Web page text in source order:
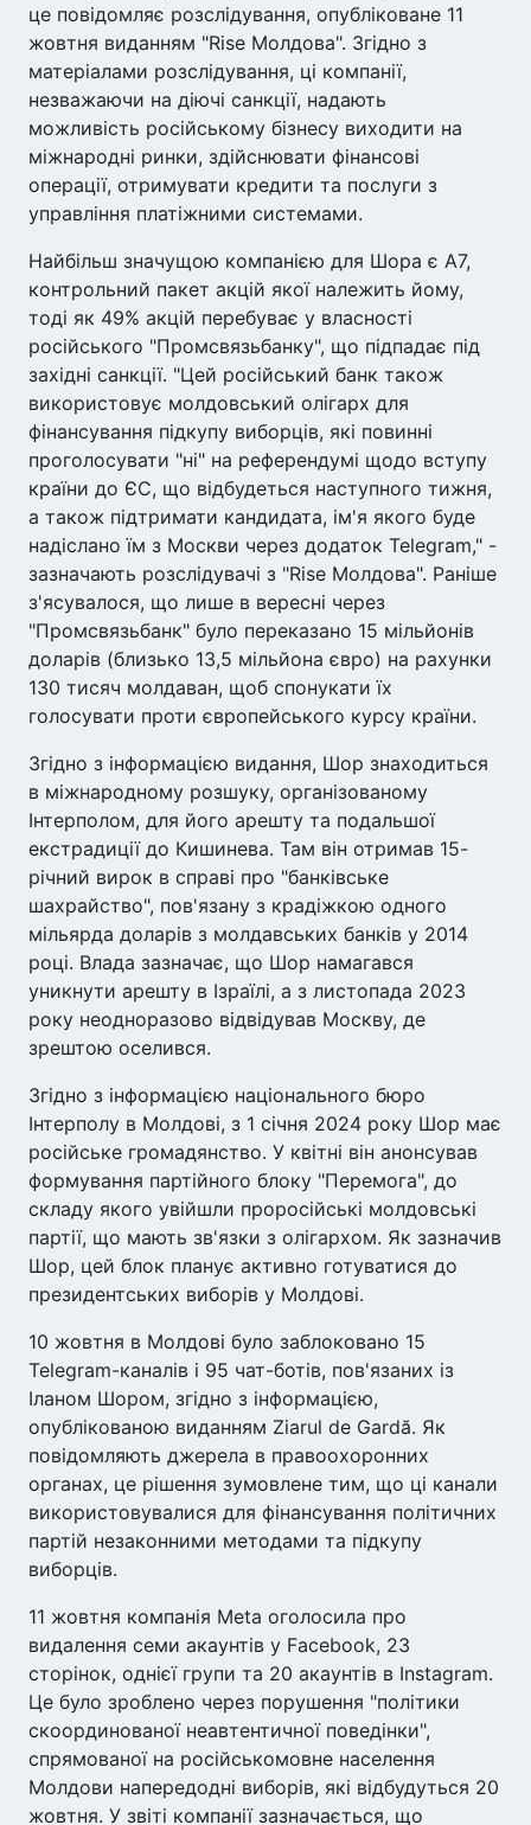
це повідомляє розслідування, опубліковане 11
жовтня виданням "Rise Молдова". Згідно з
матеріалами розслідування, ці компанії,
незважаючи на діючі санкції, надають
можливість російському бізнесу виходити на
міжнародні ринки, здійснювати фінансові
операції, отримувати кредити та послуги з
управління платіжними системами.
Найбільш значущою компанією для Шора є A7,
контрольний пакет акцій якої належить йому,
тоді як 49% акцій перебуває у власності
російського "Промсвязьбанку", що підпадає під
західні санкції. "Цей російський банк також
використовує молдовський олігарх для
фінансування підкупу виборців, які повинні
проголосувати "ні" на референдумі щодо вступу
країни до ЄС, що відбудеться наступного тижня,
а також підтримати кандидата, ім'я якого буде
надіслано їм з Москви через додаток Telegram," -
зазначають розслідувачі з "Rise Молдова". Раніше
з'ясувалося, що лише в вересні через
"Промсвязьбанк" було переказано 15 мільйонів
доларів (близько 13,5 мільйона євро) на рахунки
130 тисяч молдаван, щоб спонукати їх
голосувати проти європейського курсу країни.
Згідно з інформацією видання, Шор знаходиться
в міжнародному розшуку, організованому
Інтерполом, для його арешту та подальшої
екстрадиції до Кишинева. Там він отримав 15-
річний вирок в справі про "банківське
шахрайство", пов'язану з крадіжкою одного
мільярда доларів з молдавських банків у 2014
році. Влада зазначає, що Шор намагався
уникнути арешту в Ізраїлі, а з листопада 2023
року неодноразово відвідував Москву, де
зрештою оселився.
Згідно з інформацією національного бюро
Інтерполу в Молдові, з 1 січня 2024 року Шор має
російське громадянство. У квітні він анонсував
формування партійного блоку "Перемога", до
складу якого увійшли проросійські молдовські
партії, що мають зв'язки з олігархом. Як зазначив
Шор, цей блок планує активно готуватися до
президентських виборів у Молдові.
10 жовтня в Молдові було заблоковано 15
Telegram-каналів і 95 чат-ботів, пов'язаних із
Іланом Шором, згідно з інформацією,
опублікованою виданням Ziarul de Gardă. Як
повідомляють джерела в правоохоронних
органах, це рішення зумовлене тим, що ці канали
використовувалися для фінансування політичних
партій незаконними методами та підкупу
виборців.
11 жовтня компанія Meta оголосила про
видалення семи акаунтів у Facebook, 23
сторінок, однієї групи та 20 акаунтів в Instagram.
Це було зроблено через порушення "політики
скоординованої неавтентичної поведінки",
спрямованої на російськомовне населення
Молдови напередодні виборів, які відбудуться 20
жовтня. У звіті компанії зазначається, що